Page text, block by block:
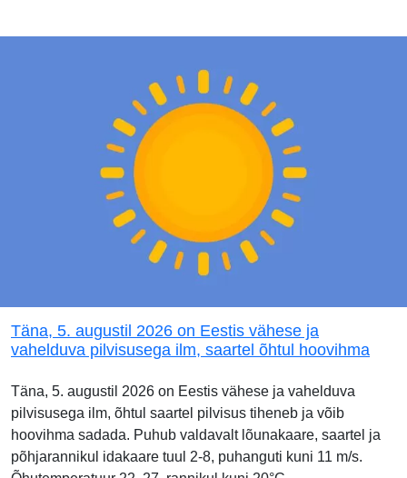
Täna, 5. augustil 2026 on Eestis vähese ja
vahelduva pilvisusega ilm, saartel õhtul hoovihma
Täna, 5. augustil 2026 on Eestis vähese ja vahelduva
pilvisusega ilm, õhtul saartel pilvisus tiheneb ja võib
hoovihma sadada. Puhub valdavalt lõunakaare, saartel ja
põhjarannikul idakaare tuul 2-8, puhanguti kuni 11 m/s.